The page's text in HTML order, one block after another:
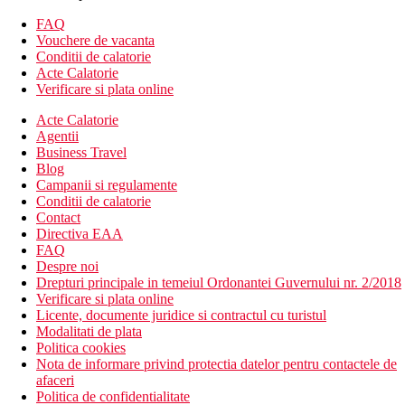
FAQ
Vouchere de vacanta
Conditii de calatorie
Acte Calatorie
Verificare si plata online
Acte Calatorie
Agentii
Business Travel
Blog
Campanii si regulamente
Conditii de calatorie
Contact
Directiva EAA
FAQ
Despre noi
Drepturi principale in temeiul Ordonantei Guvernului nr. 2/2018
Verificare si plata online
Licente, documente juridice si contractul cu turistul
Modalitati de plata
Politica cookies
Nota de informare privind protectia datelor pentru contactele de
afaceri
Politica de confidentialitate